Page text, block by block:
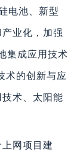
电池、新型
业化，加强
集成应用技术
术的创新与应
术、太阳能
网项目建